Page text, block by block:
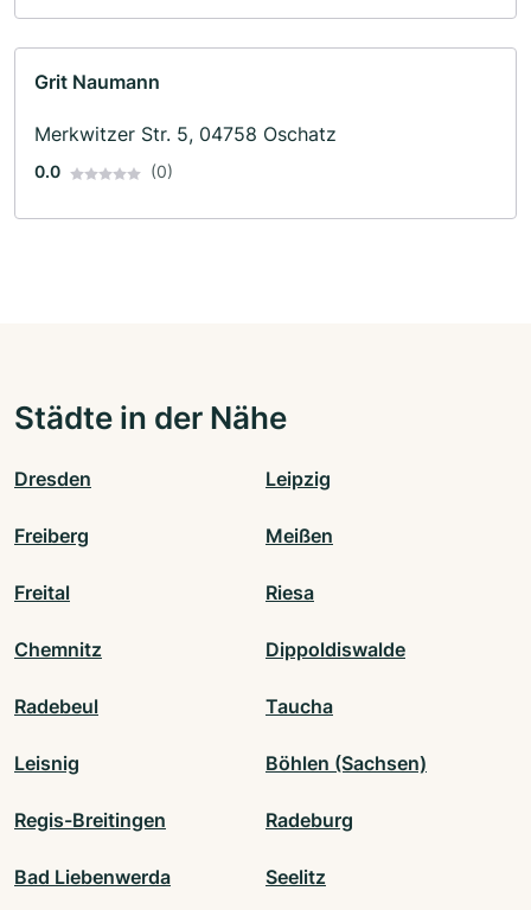
Grit Naumann
Merkwitzer Str. 5, 04758 Oschatz
0.0 (0)
Städte in der Nähe
Dresden Leipzig
Freiberg Meißen
Freital Riesa
Chemnitz Dippoldiswalde
Radebeul Taucha
Leisnig Böhlen (Sachsen)
Regis-Breitingen Radeburg
Bad Liebenwerda Seelitz